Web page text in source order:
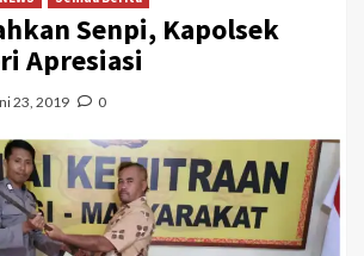
Senpi, Kapolsek
Apresiasi
23, 2019 0